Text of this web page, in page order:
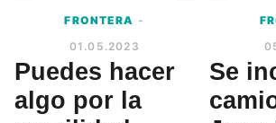
FRONTERA -
01.05.2023
Puedes hacer
algo por la
Se